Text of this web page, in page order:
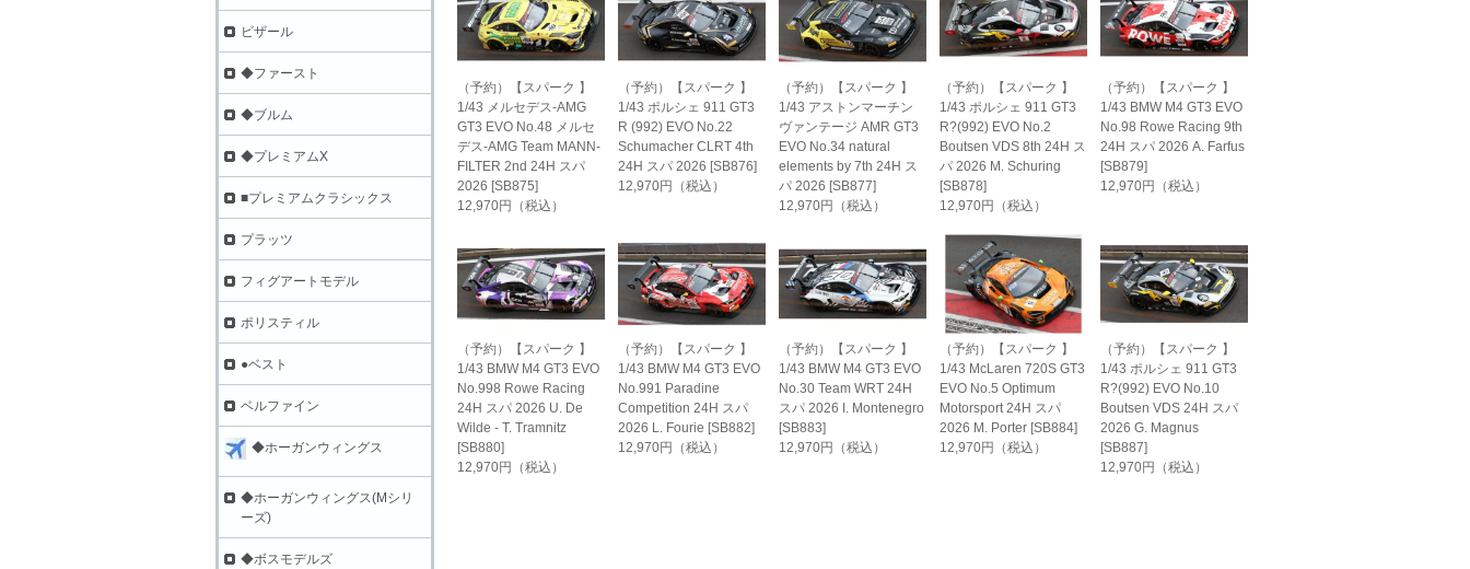
（予約）【スパーク 】
1/43 メルセデス-AMG
GT3 EVO No.48 メルセ
デス-AMG Team MANN-
FILTER 2nd 24H スパ
2026 [SB875]
12,970円（税込）
（予約）【スパーク 】
1/43 ポルシェ 911 GT3
R (992) EVO No.22
Schumacher CLRT 4th
24H スパ 2026 [SB876]
12,970円（税込）
（予約）【スパーク 】
1/43 アストンマーチン
ヴァンテージ AMR GT3
EVO No.34 natural
elements by 7th 24H ス
パ 2026 [SB877]
12,970円（税込）
（予約）【スパーク 】
1/43 ポルシェ 911 GT3
R?(992) EVO No.2
Boutsen VDS 8th 24H ス
パ 2026 M. Schuring
[SB878]
12,970円（税込）
（予約）【スパーク 】
1/43 BMW M4 GT3 EVO
No.98 Rowe Racing 9th
24H スパ 2026 A. Farfus
[SB879]
12,970円（税込）
（予約）【スパーク 】
1/43 BMW M4 GT3 EVO
No.998 Rowe Racing
24H スパ 2026 U. De
Wilde - T. Tramnitz
[SB880]
12,970円（税込）
（予約）【スパーク 】
1/43 BMW M4 GT3 EVO
No.991 Paradine
Competition 24H スパ
2026 L. Fourie [SB882]
12,970円（税込）
（予約）【スパーク 】
1/43 BMW M4 GT3 EVO
No.30 Team WRT 24H
スパ 2026 I. Montenegro
[SB883]
12,970円（税込）
（予約）【スパーク 】
1/43 McLaren 720S GT3
EVO No.5 Optimum
Motorsport 24H スパ
2026 M. Porter [SB884]
12,970円（税込）
（予約）【スパーク 】
1/43 ポルシェ 911 GT3
R?(992) EVO No.10
Boutsen VDS 24H スパ
2026 G. Magnus
[SB887]
12,970円（税込）
ビザール
◆ファースト
◆ブルム
◆プレミアムX
■プレミアムクラシックス
プラッツ
フィグアートモデル
ポリスティル
●ベスト
ベルファイン
◆ホーガンウィングス
◆ホーガンウィングス(Mシリ
ーズ)
◆ボスモデルズ